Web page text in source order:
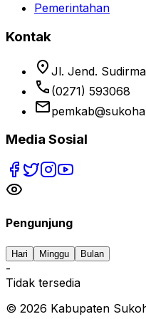
Pemerintahan
Kontak
location_on Jl. Jend.
phone (0271) 593068
email
Media Sosial
Pengunjung
Hari Minggu Bulan
-
Tidak tersedia
© 2026 Kabupaten